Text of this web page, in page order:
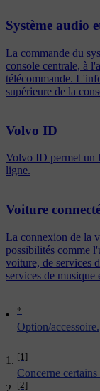
*
Option/accessoire.
[1]
Concerne certains
[2]
Système audio
La commande du
console centrale, à
télécommande.
supérieure de la
Volvo ID
Volvo ID permet un
ligne.
Voiture
La connexion de la
possibilités comme
voiture, de services
services de